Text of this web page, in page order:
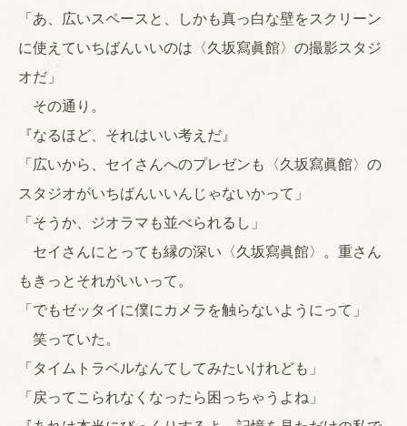
「あ、広いスペースと、しかも真っ白な壁をスクリーン
に使えていちばんいいのは〈久坂寫眞館〉の撮影スタジ
オだ」
その通り。
『なるほど、それはいい考えだ』
「広いから、セイさんへのプレゼンも〈久坂寫眞館〉の
スタジオがいちばんいいんじゃないかって」
「そうか、ジオラマも並べられるし」
セイさんにとっても縁の深い〈久坂寫眞館〉。重さん
もきっとそれがいいって。
「でもゼッタイに僕にカメラを触らないようにって」
笑っていた。
「タイムトラベルなんてしてみたいけれども」
「戻ってこられなくなったら困っちゃうよね」